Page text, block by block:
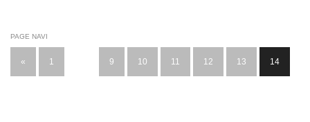
PAGE NAVI
« 1 9 10 11 12 13 14